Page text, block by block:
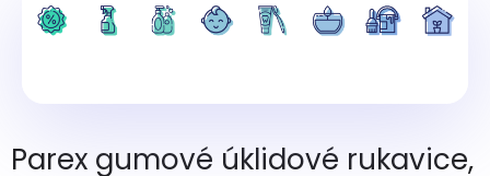
Parex gumové úklidové rukavice,